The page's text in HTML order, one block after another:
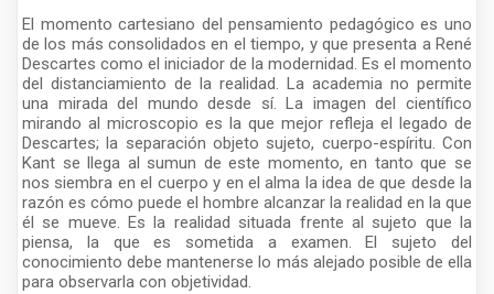
El momento cartesiano del pensamiento pedagógico es uno
de los más consolidados en el tiempo, y que presenta a René
Descartes como el iniciador de la modernidad. Es el momento
del distanciamiento de la realidad. La academia no permite
una mirada del mundo desde sí. La imagen del científico
mirando al microscopio es la que mejor refleja el legado de
Descartes; la separación objeto sujeto, cuerpo-espíritu. Con
Kant se llega al sumun de este momento, en tanto que se
nos siembra en el cuerpo y en el alma la idea de que desde la
razón es cómo puede el hombre alcanzar la realidad en la que
él se mueve. Es la realidad situada frente al sujeto que la
piensa, la que es sometida a examen. El sujeto del
conocimiento debe mantenerse lo más alejado posible de ella
para observarla con objetividad.